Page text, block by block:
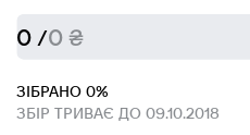
0 /0 ₴
ЗІБРАНО 0%
ЗБІР ТРИВАЄ ДО 09.10.2018